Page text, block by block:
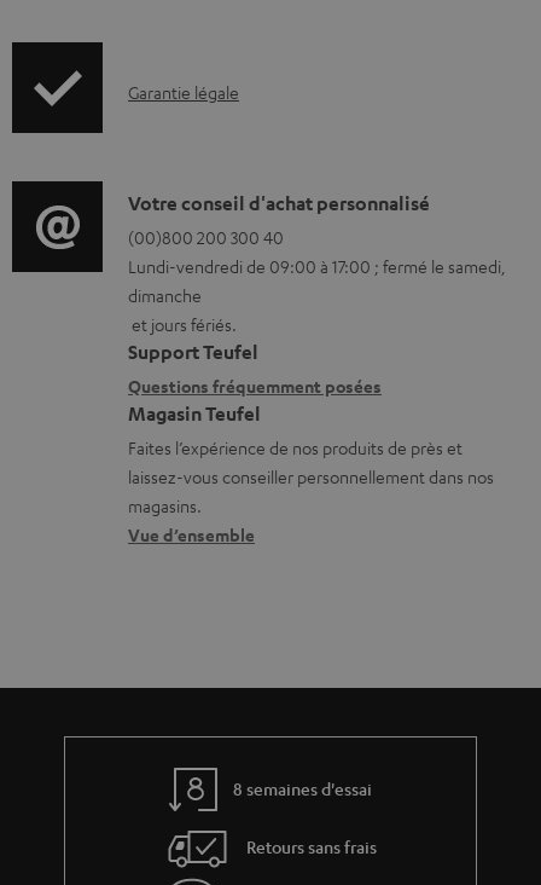
l
h
a
r
g
e
a
b
l
e
s
I
o
r
m
a
t
i
o
n
s
r
v
Garantie légale
D
é
t
a
i
l
s
c
o
n
Votre conseil d'achat personnalisé
(00)800 200 300 40
Lundi-vendredi de 09:00 à 17:00 ; fermé le samedi,
dimanche
et jours fériés.
Support Teufel
Questions fréquemment posées
Magasin Teufel
Faites l’expérience de nos produits de près et
laissez-vous conseiller personnellement dans nos
magasins.
Vue d’ensemble
8 semaines d'essai
Retours sans frais